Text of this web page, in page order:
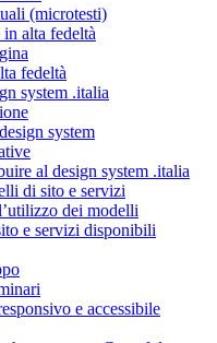
(microtesti)
alta fedeltà
fedeltà
system .italia
system
al design system .italia
di sito e servizi
dei modelli
e servizi disponibili
e accessibile